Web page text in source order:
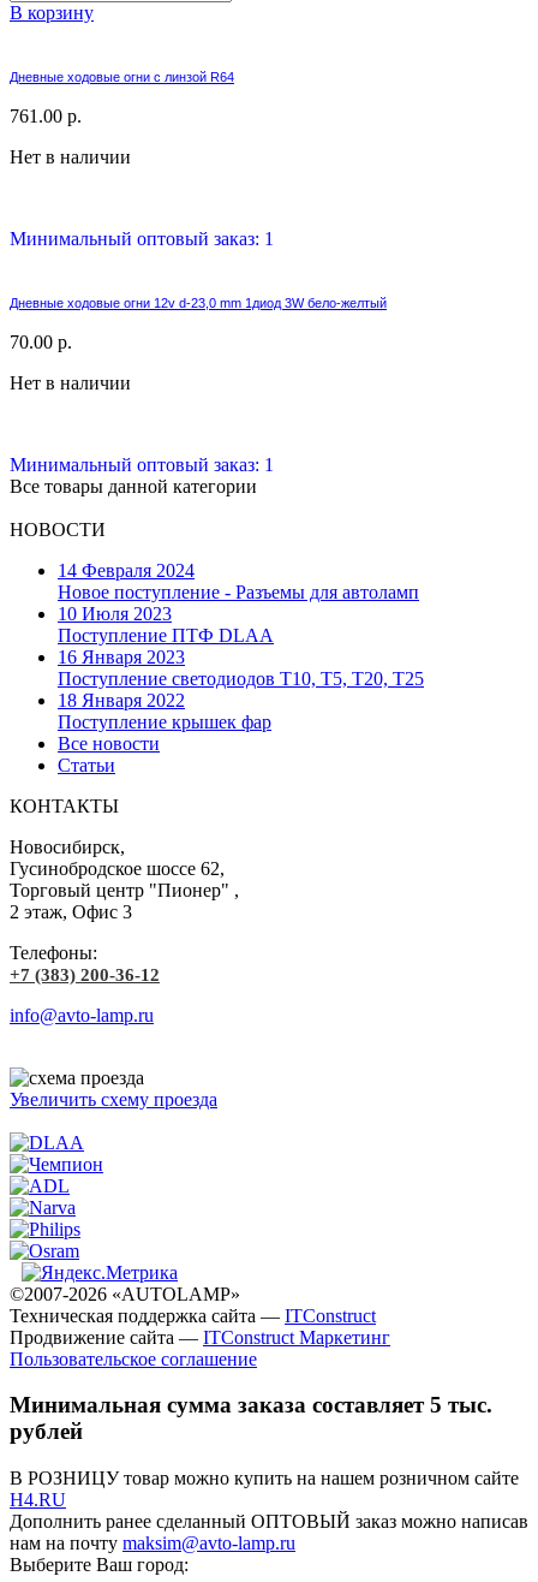
В корзину
Дневные ходовые огни с линзой R64
761.00 р.
Нет в наличии
Минимальный оптовый заказ: 1
Дневные ходовые огни 12v d-23,0 mm 1диод 3W бело-желтый
70.00 р.
Нет в наличии
Минимальный оптовый заказ: 1
Все товары данной категории
НОВОСТИ
14 Февраля 2024
Новое поступление - Разъемы для автоламп
10 Июля 2023
Поступление ПТФ DLAA
16 Января 2023
Поступление светодиодов T10, T5, T20, T25
18 Января 2022
Поступление крышек фар
Все новости
Статьи
КОНТАКТЫ
Новосибирск,
Гусинобродское шоссе 62,
Торговый центр "Пионер" ,
2 этаж, Офис 3
Телефоны:
+7 (383) 200-36-12
info@avto-lamp.ru
Увеличить схему проезда
©2007-2026 «AUTOLAMP»
Техническая поддержка сайта — ITConstruct
Продвижение сайта — ITConstruct Маркетинг
Пользовательское соглашение
Минимальная сумма заказа составляет 5 тыс.
рублей
В РОЗНИЦУ товар можно купить на нашем розничном сайте
H4.RU
Дополнить ранее сделанный ОПТОВЫЙ заказ можно написав
нам на почту maksim@avto-lamp.ru
Выберите Ваш город: